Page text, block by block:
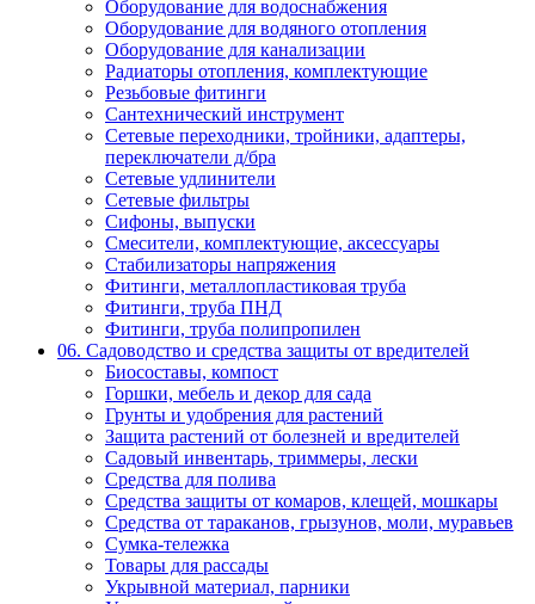
Оборудование для водоснабжения
Оборудование для водяного отопления
Оборудование для канализации
Радиаторы отопления, комплектующие
Резьбовые фитинги
Сантехнический инструмент
Сетевые переходники, тройники, адаптеры,
переключатели д/бра
Сетевые удлинители
Сетевые фильтры
Сифоны, выпуски
Смесители, комплектующие, аксессуары
Стабилизаторы напряжения
Фитинги, металлопластиковая труба
Фитинги, труба ПНД
Фитинги, труба полипропилен
06. Садоводство и средства защиты от вредителей
Биосоставы, компост
Горшки, мебель и декор для сада
Грунты и удобрения для растений
Защита растений от болезней и вредителей
Садовый инвентарь, триммеры, лески
Средства для полива
Средства защиты от комаров, клещей, мошкары
Средства от тараканов, грызунов, моли, муравьев
Сумка-тележка
Товары для рассады
Укрывной материал, парники